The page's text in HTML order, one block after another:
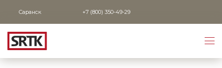
Саранск +7 (800) 350-49-29